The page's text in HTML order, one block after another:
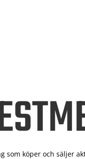
som köper och säljer